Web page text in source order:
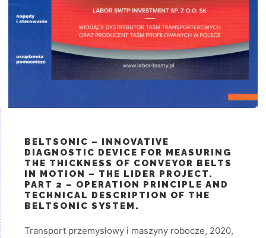
BELTSONIC – INNOVATIVE
DIAGNOSTIC DEVICE FOR MEASURING
THE THICKNESS OF CONVEYOR BELTS
IN MOTION – THE LIDER PROJECT.
PART 2 – OPERATION PRINCIPLE AND
TECHNICAL DESCRIPTION OF THE
BELTSONIC SYSTEM.
Transport przemysłowy i maszyny robocze, 2020,